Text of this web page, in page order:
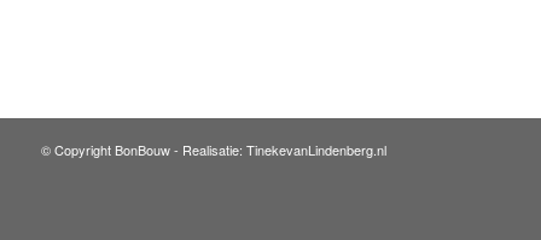
© Copyright BonBouw - Realisatie: TinekevanLindenberg.nl